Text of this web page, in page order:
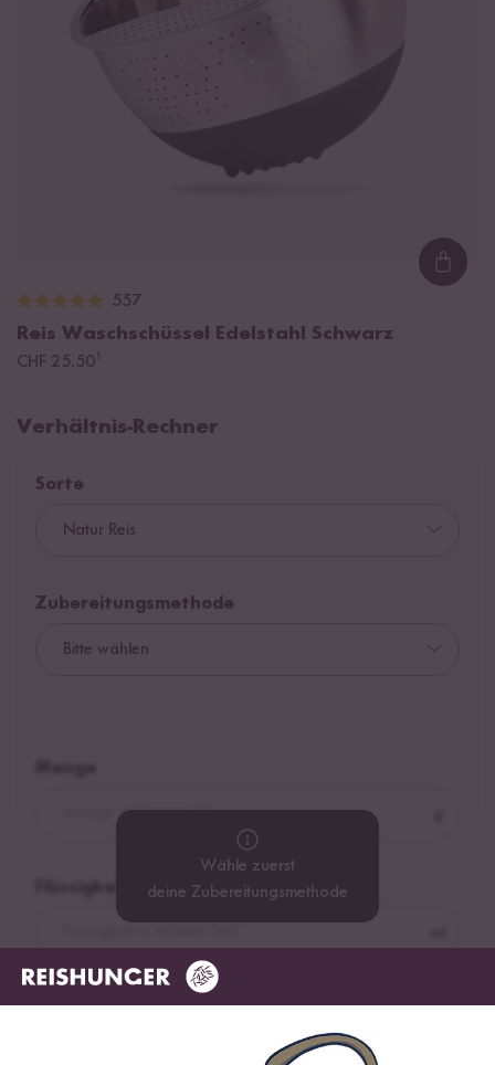
557
Reis Waschschüssel Edelstahl Schwarz
CHF 25.50¹
Verhältnis-Rechner
Sorte
Zubereitungsmethode
Wähle zuerst
deine Zubereitungsmethode